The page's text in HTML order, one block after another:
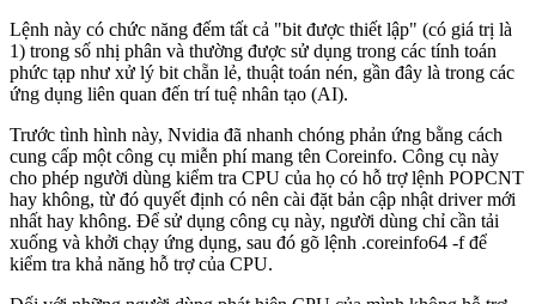
Lệnh này có chức năng đếm tất cả "bit được thiết lập" (có giá trị là
1) trong số nhị phân và thường được sử dụng trong các tính toán
phức tạp như xử lý bit chẵn lẻ, thuật toán nén, gần đây là trong các
ứng dụng liên quan đến trí tuệ nhân tạo (AI).
Trước tình hình này, Nvidia đã nhanh chóng phản ứng bằng cách
cung cấp một công cụ miễn phí mang tên Coreinfo. Công cụ này
cho phép người dùng kiểm tra CPU của họ có hỗ trợ lệnh POPCNT
hay không, từ đó quyết định có nên cài đặt bản cập nhật driver mới
nhất hay không. Để sử dụng công cụ này, người dùng chỉ cần tải
xuống và khởi chạy ứng dụng, sau đó gõ lệnh .coreinfo64 -f để
kiểm tra khả năng hỗ trợ của CPU.